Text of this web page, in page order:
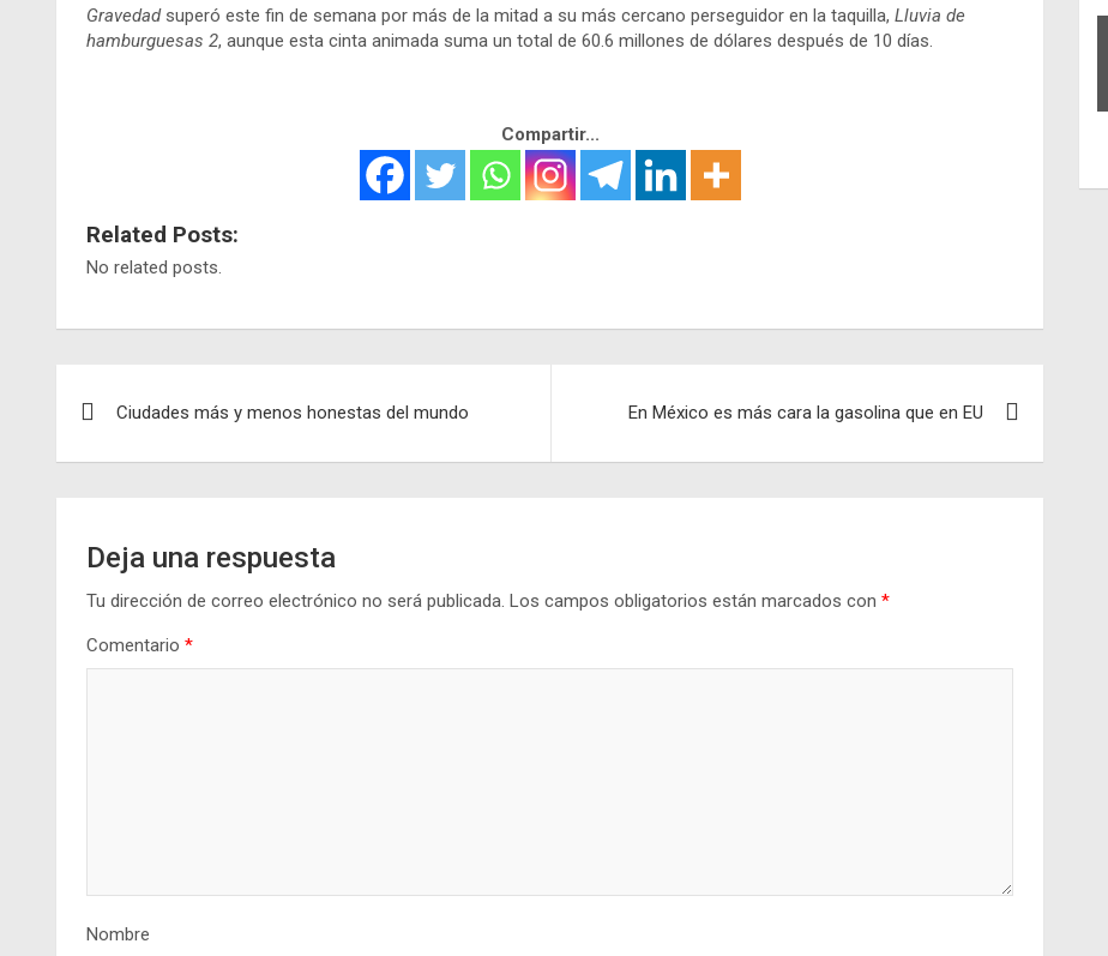
Gravedadsuperó este fin de semana por más de la mitad a su más cercano perseguidor en la taquilla, Lluvia de
hamburguesas 2, aunque esta cinta animada suma un total de 60.6 millones de dólares después de 10 días.
Compartir...
Related Posts:
No related posts.
Ciudades más y menos honestas del mundo En México es más cara la gasolina que en EU
Deja una respuesta
Tu dirección de correo electrónico no será publicada. Los campos obligatorios están marcados con *
Comentario *
Nombre